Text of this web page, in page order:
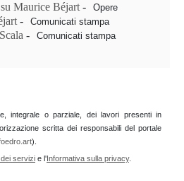
Maurice Béjart - Opere
- Comunicati stampa
- Comunicati stampa
integrale o parziale, dei lavori presenti in
scritta dei responsabili del portale
).
servizi e l' Informativa sulla privacy.